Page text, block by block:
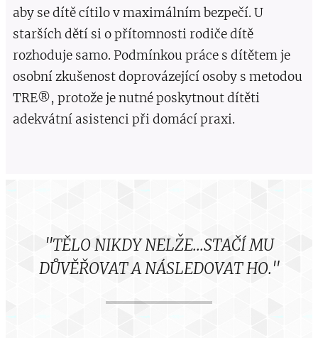
aby se dítě cítilo v maximálním bezpečí. U
starších dětí si o přítomnosti rodiče dítě
rozhoduje samo. Podmínkou práce s dítětem je
osobní zkušenost doprovázející osoby s metodou
TRE®, protože je nutné poskytnout dítěti
adekvátní asistenci při domácí praxi.
"TĚLO NIKDY NELŽE...STAČÍ MU
DŮVĚŘOVAT A NÁSLEDOVAT HO."